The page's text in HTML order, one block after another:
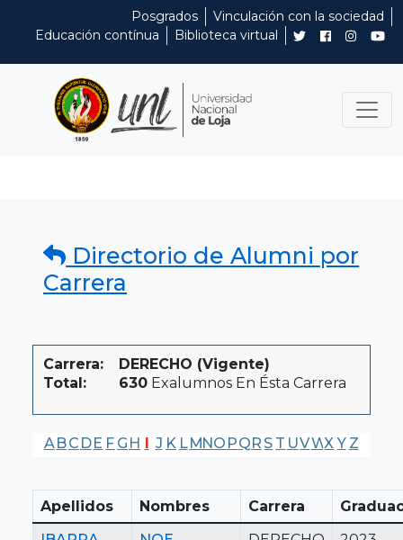
Posgrados
Vinculación con la sociedad
Educación contínua
Biblioteca virtual
Directorio de Alumni por
Carrera
Carrera:
DERECHO (Vigente)
Total:
630 Exalumnos En Ésta Carrera
A BC DE F G H I J K LMNO PQR S T UVWX Y Z
Apellidos Nombres Carrera